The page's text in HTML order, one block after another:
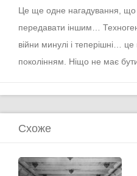
Це ще одне нагадування, що
передавати іншим…
війни минулі і теперішні…
поколінням. Ніщо не має
Схоже